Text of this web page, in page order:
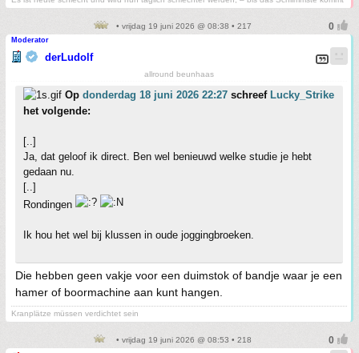
• vrijdag 19 juni 2026 @ 08:38 • 217
Moderator
derLudolf
allround beunhaas
Op donderdag 18 juni 2026 22:27 schreef Lucky_Strike
het volgende:
[..]
Ja, dat geloof ik direct. Ben wel benieuwd welke studie je hebt
gedaan nu.
[..]
Rondingen
Ik hou het wel bij klussen in oude joggingbroeken.
Die hebben geen vakje voor een duimstok of bandje waar je een
hamer of boormachine aan kunt hangen.
Kranplätze müssen verdichtet sein
• vrijdag 19 juni 2026 @ 08:53 • 218